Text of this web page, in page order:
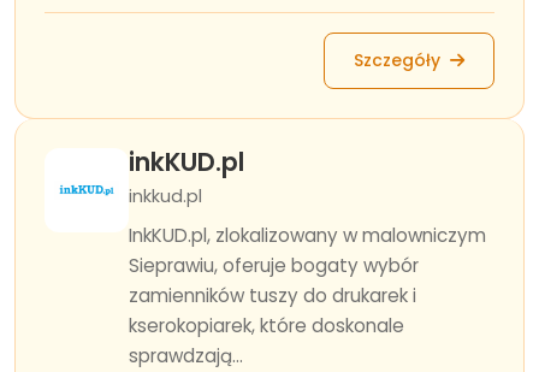
Szczegóły
inkKUD.pl
inkkud.pl
InkKUD.pl, zlokalizowany w malowniczym
Sieprawiu, oferuje bogaty wybór
zamienników tuszy do drukarek i
kserokopiarek, które doskonale
sprawdzają...